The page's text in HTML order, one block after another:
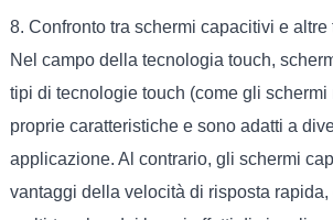
8. Confronto tra schermi capacitivi e
Nel campo della tecnologia touch,
tipi di tecnologie touch (come gli
proprie caratteristiche e sono adatti a
applicazione. Al contrario, gli schermi
vantaggi della velocità di risposta rapida,